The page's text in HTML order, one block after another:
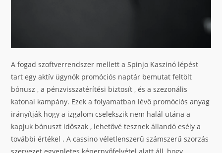
A fogad szoftverrendszer mellett a Spinjo Kaszinó lépést
tart egy aktív ügynök promóciós naptár bemutat feltölt
bónusz , a pénzvisszatérítési biztosít , és a szezonális
katonai kampány. Ezek a folyamatban lévő promóciós anyag
irányítják hogy a izgalom cselekszik nem halál utána a
kapjuk bónuszt időszak , lehetővé tesznek állandó esély a
további értékel . A cassino véletlenszerű számszerű szorzás
szervezet egyenletes képernyőfelvétel alatt áll, hogy